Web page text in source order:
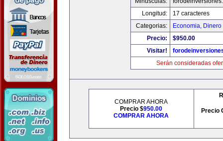
Longitud:
17 caracteres
Categorias:
Economia,
Precio:
$950.00
Visitar!
Serán consideradas
COMPRAR AHORA
Precio $950.00
COMPRAR AHORA
Precio